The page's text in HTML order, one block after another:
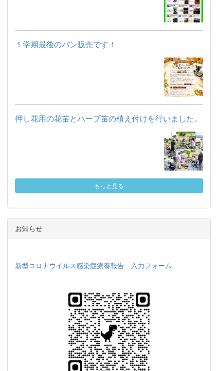
１学期最後のパン販売です！
押し花用の花苗とハーブ苗の植え付けを行いました。
もっと見る
お知らせ
新型コロナウイルス感染症療養報告 入力フォーム